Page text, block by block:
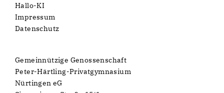
Hallo-KI
Impressum
Datenschutz
Gemeinnützige Genossenschaft
Peter-Härtling-Privatgymnasium
Nürtingen eG